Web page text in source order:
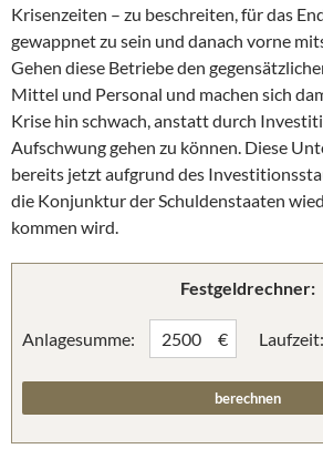
Krisenzeiten – zu beschreiten, für das
gewappnet zu sein und danach vorne
Gehen diese Betriebe den
Mittel und Personal und machen sich
Krise hin schwach, anstatt durch
Aufschwung gehen zu können. Diese
bereits jetzt aufgrund des
die Konjunktur der Schuldenstaaten
kommen wird.
Festgeldrechner:
Anlagesumme: € Laufzeit: